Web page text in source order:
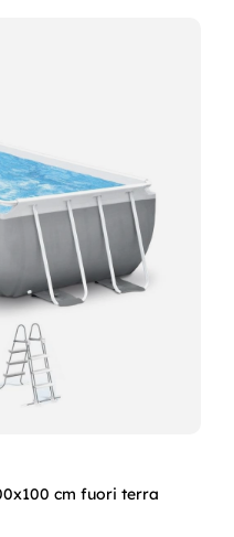
cm fuori terra